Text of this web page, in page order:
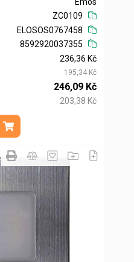
Emos
ZC0109
ELOSOS0767458
8592920037355
236,36 Kč
195,34 Kč
246,09 Kč
203,38 Kč
ks
Přidat do košíku